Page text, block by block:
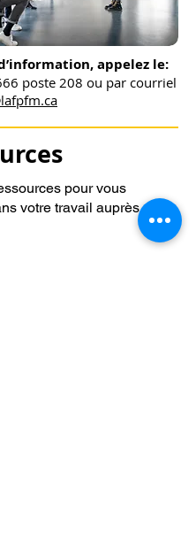
appelez le:
poste 208 ou par courriel
pour vous
votre travail auprès des